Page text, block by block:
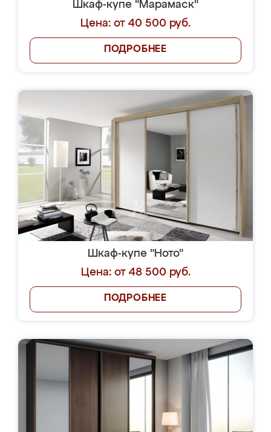
Шкаф-купе "Марамаск"
Цена: от 40 500 руб.
ПОДРОБНЕЕ
Шкаф-купе "Ното"
Цена: от 48 500 руб.
ПОДРОБНЕЕ